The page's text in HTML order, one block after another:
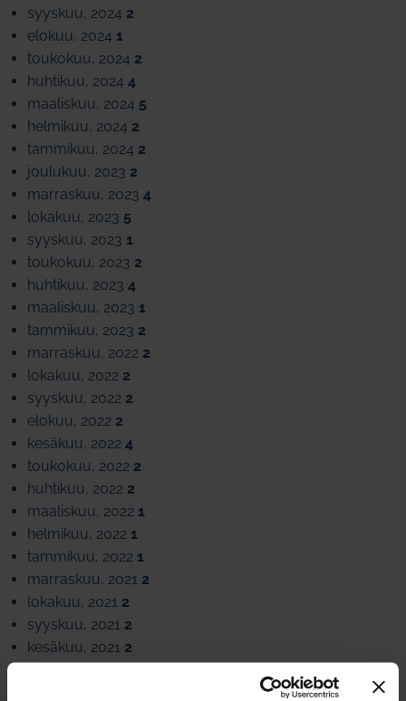
syyskuu, 2024 2
elokuu, 2024 1
toukokuu, 2024 2
huhtikuu, 2024 4
maaliskuu, 2024 5
helmikuu, 2024 2
tammikuu, 2024 2
joulukuu, 2023 2
marraskuu, 2023 4
lokakuu, 2023 5
syyskuu, 2023 1
toukokuu, 2023 2
huhtikuu, 2023 4
maaliskuu, 2023 1
tammikuu, 2023 2
marraskuu, 2022 2
lokakuu, 2022 2
syyskuu, 2022 2
elokuu, 2022 2
kesäkuu, 2022 4
toukokuu, 2022 2
huhtikuu, 2022 2
maaliskuu, 2022 1
helmikuu, 2022 1
tammikuu, 2022 1
marraskuu, 2021 2
lokakuu, 2021 2
syyskuu, 2021 2
kesäkuu, 2021 2